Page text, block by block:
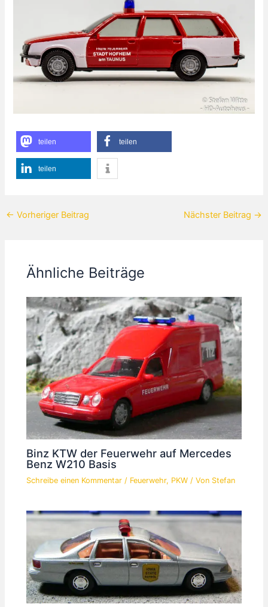
teilen teilen
teilen
← Vorheriger Beitrag Nächster Beitrag →
Ähnliche Beiträge
Binz KTW der Feuerwehr auf Mercedes
Benz W210 Basis
Schreibe einen Kommentar / Feuerwehr, PKW / Von Stefan